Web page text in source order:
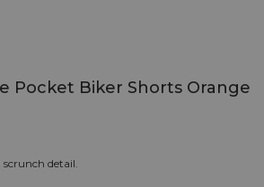
Pocket Biker Shorts Orange
detail.